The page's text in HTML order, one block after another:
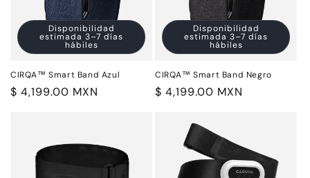
Disponibilidad
estimada 3–7 días
hábiles
CIRQA™ Smart Band Azul
Precio
$ 4,199.00 MXN
Disponibilidad
estimada 3–7 días
hábiles
CIRQA™ Smart Band Negro
Precio
$ 4,199.00 MXN